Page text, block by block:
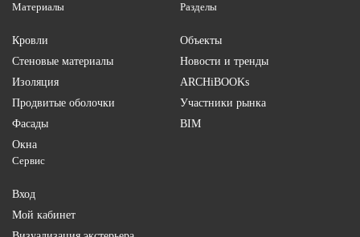
Материалы
Кровли
Стеновые материалы
Изоляция
Продвитые оболочки
Фасады
Окна
Разделы
Объекты
Новости и тренды
ARCHiBOOKs
Участники рынка
BIM
Сервис
Вход
Мой кабинет